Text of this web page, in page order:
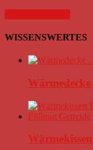
WISSENSWERTES